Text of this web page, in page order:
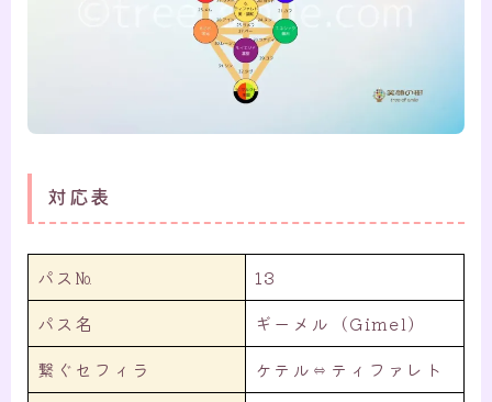
対応表
パス№
13
パス名
ギーメル（Gimel）
繋ぐセフィラ
ケテル⇔ティファレト